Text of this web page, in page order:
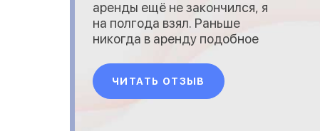
аренды ещё не закончился, я
на полгода взял. Раньше
никогда в аренду подобное
отметить что собраны
бытовки качественно, тут не
прикопаться, да и нет
ЧИТАТЬ ОТЗЫВ